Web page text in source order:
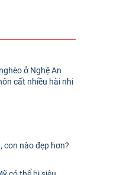
ở Nghệ An
cất nhiều hài nhi
con nào đẹp hơn?